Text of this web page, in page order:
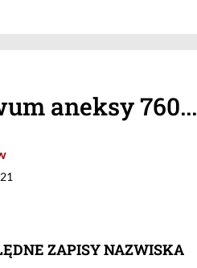
aneksy 760...
ZAPISY NAZWISKA